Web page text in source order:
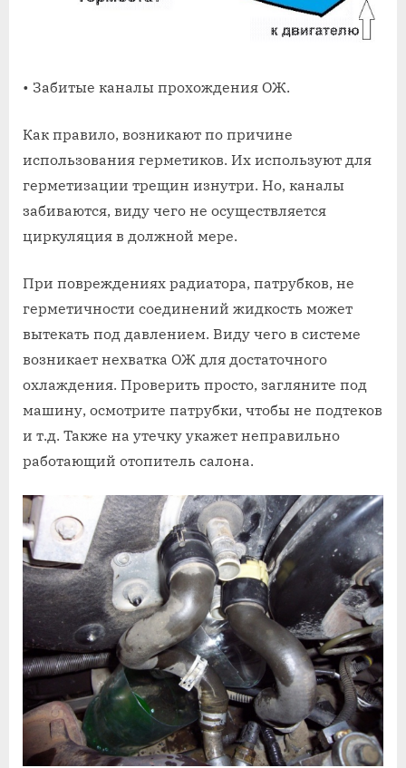
• Забитые каналы прохождения ОЖ.
Как правило, возникают по причине
использования герметиков. Их используют для
герметизации трещин изнутри. Но, каналы
забиваются, виду чего не осуществляется
циркуляция в должной мере.
При повреждениях радиатора, патрубков, не
герметичности соединений жидкость может
вытекать под давлением. Виду чего в системе
возникает нехватка ОЖ для достаточного
охлаждения. Проверить просто, загляните под
машину, осмотрите патрубки, чтобы не подтеков
и т.д. Также на утечку укажет неправильно
работающий отопитель салона.